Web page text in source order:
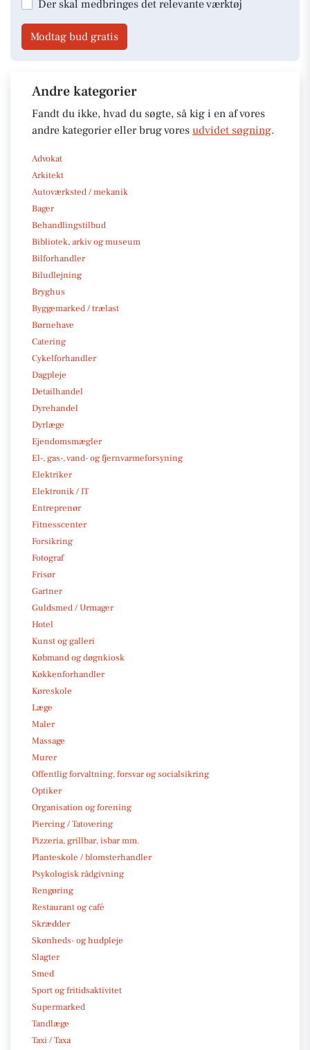
Der skal medbringes det relevante værktøj
Modtag bud gratis
Andre kategorier
Fandt du ikke, hvad du søgte, så kig i en af vores
andre kategorier eller brug vores udvidet søgning.
Advokat
Arkitekt
Autoværksted / mekanik
Bager
Behandlingstilbud
Bibliotek, arkiv og museum
Bilforhandler
Biludlejning
Bryghus
Byggemarked / trælast
Børnehave
Catering
Cykelforhandler
Dagpleje
Detailhandel
Dyrehandel
Dyrlæge
Ejendomsmægler
El-, gas-, vand- og fjernvarmeforsyning
Elektriker
Elektronik / IT
Entreprenør
Fitnesscenter
Forsikring
Fotograf
Frisør
Gartner
Guldsmed / Urmager
Hotel
Kunst og galleri
Købmand og døgnkiosk
Køkkenforhandler
Køreskole
Læge
Maler
Massage
Murer
Offentlig forvaltning, forsvar og socialsikring
Optiker
Organisation og forening
Piercing / Tatovering
Pizzeria, grillbar, isbar mm.
Planteskole / blomsterhandler
Psykologisk rådgivning
Rengøring
Restaurant og café
Skrædder
Skønheds- og hudpleje
Slagter
Smed
Sport og fritidsaktivitet
Supermarked
Tandlæge
Taxi / Taxa